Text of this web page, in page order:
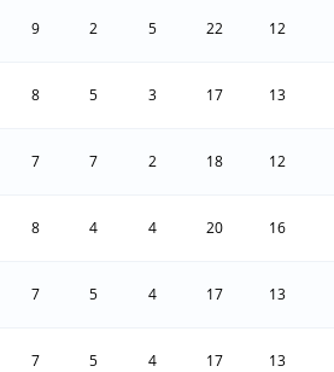
9 2 5 22 12
8 5 3 17 13
7 7 2 18 12
8 4 4 20 16
7 5 4 17 13
7 5 4 17 13